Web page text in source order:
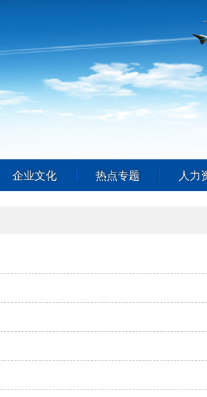
企业文化 热点专题 人力